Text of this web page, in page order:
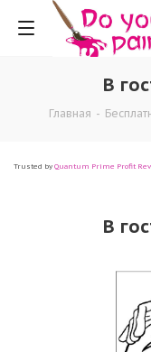
В
Главная -
Trusted by Quantum Prime Profit
В